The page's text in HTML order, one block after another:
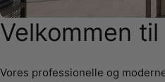
Velkommen til
Vores professionelle og